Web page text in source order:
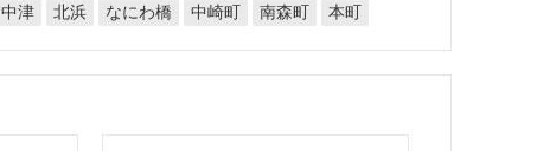
中津 北浜 なにわ橋 中崎町 南森町 本町